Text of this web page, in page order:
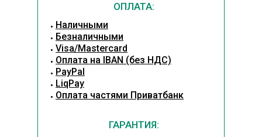
ОПЛАТА:
Наличными
Безналичными
Visa/Mastercard
Оплата на IBAN (без НДС)
PayPal
LiqPay
Оплата частями Приватбанк
ГАРАНТИЯ: